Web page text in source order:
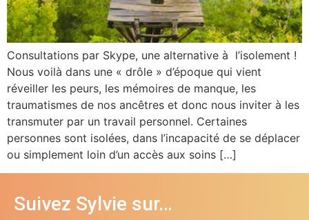
Consultations par Skype, une alternative à l’isolement !
Nous voilà dans une « drôle » d’époque qui vient
réveiller les peurs, les mémoires de manque, les
traumatismes de nos ancêtres et donc nous inviter à les
transmuter par un travail personnel. Certaines
personnes sont isolées, dans l’incapacité de se déplacer
ou simplement loin d’un accès aux soins […]
Suivez Sylvie sur…